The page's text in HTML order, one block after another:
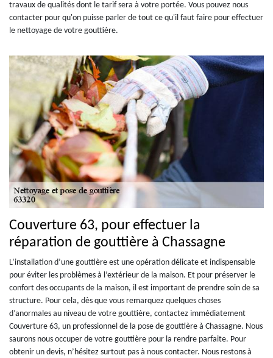
travaux de qualités dont le tarif sera à votre portée. Vous pouvez nous
contacter pour qu'on puisse parler de tout ce qu'il faut faire pour effectuer
le nettoyage de votre gouttière.
Couverture 63, pour effectuer la
réparation de gouttière à Chassagne
L’installation d’une gouttière est une opération délicate et indispensable
pour éviter les problèmes à l’extérieur de la maison. Et pour préserver le
confort des occupants de la maison, il est important de prendre soin de sa
structure. Pour cela, dès que vous remarquez quelques choses
d’anormales au niveau de votre gouttière, contactez immédiatement
Couverture 63, un professionnel de la pose de gouttière à Chassagne. Nous
saurons nous occuper de votre gouttière pour la rendre parfaite. Pour
obtenir un devis, n’hésitez surtout pas à nous contacter. Nous restons à